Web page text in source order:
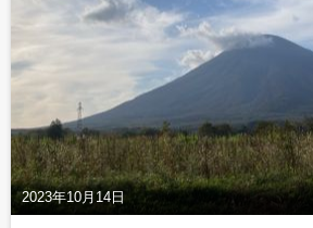
2023年10月14日